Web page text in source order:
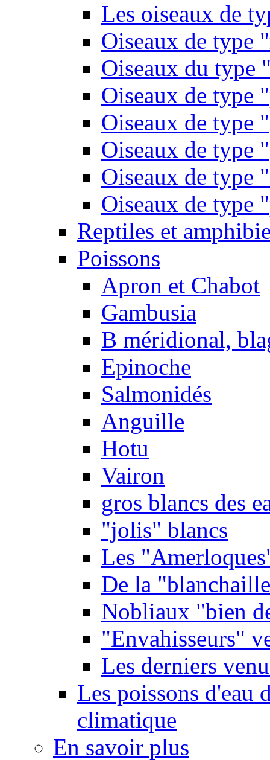
Les oiseaux de
Oiseaux de type
Oiseaux du type
Oiseaux de type
Oiseaux de type
Oiseaux de type
Oiseaux de type
Oiseaux de type
Reptiles et
Poissons
Apron et Chabot
Gambusia
B méridional,
Epinoche
Salmonidés
Anguille
Hotu
Vairon
gros blancs des
"jolis" blancs
Les
De la
Nobliaux "bien
"Envahisseurs"
Les derniers
Les poissons d'eau
climatique
En savoir plus